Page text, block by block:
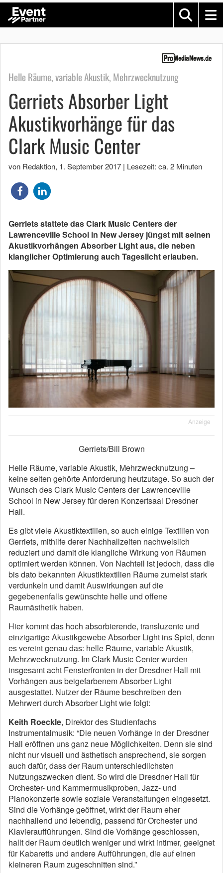
Helle Räume, variable Akustik, Mehrzwecknutzung
Gerriets Absorber Light
Akustikvorhänge für das
Clark Music Center
von Redaktion, 1. September 2017 | Lesezeit: ca. 2 Minuten
Gerriets stattete das Clark Music Centers der
Lawrenceville School in New Jersey jüngst mit seinen
Akustikvorhängen Absorber Light aus, die neben
klanglicher Optimierung auch Tageslicht erlauben.
Anzeige
Gerriets/Bill Brown
Helle Räume, variable Akustik, Mehrzwecknutzung –
keine selten gehörte Anforderung heutzutage. So auch der
Wunsch des Clark Music Centers der Lawrenceville
School in New Jersey für deren Konzertsaal Dresdner
Hall.
Es gibt viele Akustiktextilien, so auch einige Textilien von
Gerriets, mithilfe derer Nachhallzeiten nachweislich
reduziert und damit die klangliche Wirkung von Räumen
optimiert werden können. Von Nachteil ist jedoch, dass die
bis dato bekannten Akustiktextilien Räume zumeist stark
verdunkeln und damit Auswirkungen auf die
gegebenenfalls gewünschte helle und offene
Raumästhetik haben.
Hier kommt das hoch absorbierende, transluzente und
einzigartige Akustikgewebe Absorber Light ins Spiel, denn
es vereint genau das: helle Räume, variable Akustik,
Mehrzwecknutzung. Im Clark Music Center wurden
insgesamt acht Fensterfronten in der Dresdner Hall mit
Vorhängen aus beigefarbenem Absorber Light
ausgestattet. Nutzer der Räume beschreiben den
Mehrwert durch Absorber Light wie folgt:
Keith Roeckle, Direktor des Studienfachs
Instrumentalmusik: “Die neuen Vorhänge in der Dresdner
Hall eröffnen uns ganz neue Möglichkeiten. Denn sie sind
nicht nur visuell und ästhetisch ansprechend, sie sorgen
auch dafür, dass der Raum unterschiedlichsten
Nutzungszwecken dient. So wird die Dresdner Hall für
Orchester- und Kammermusikproben, Jazz- und
Pianokonzerte sowie soziale Veranstaltungen eingesetzt.
Sind die Vorhänge geöffnet, wirkt der Raum eher
nachhallend und lebendig, passend für Orchester und
Klavieraufführungen. Sind die Vorhänge geschlossen,
hallt der Raum deutlich weniger und wirkt intimer, geeignet
für Kabaretts und andere Aufführungen, die auf einen
kleineren Raum zugeschnitten sind.”